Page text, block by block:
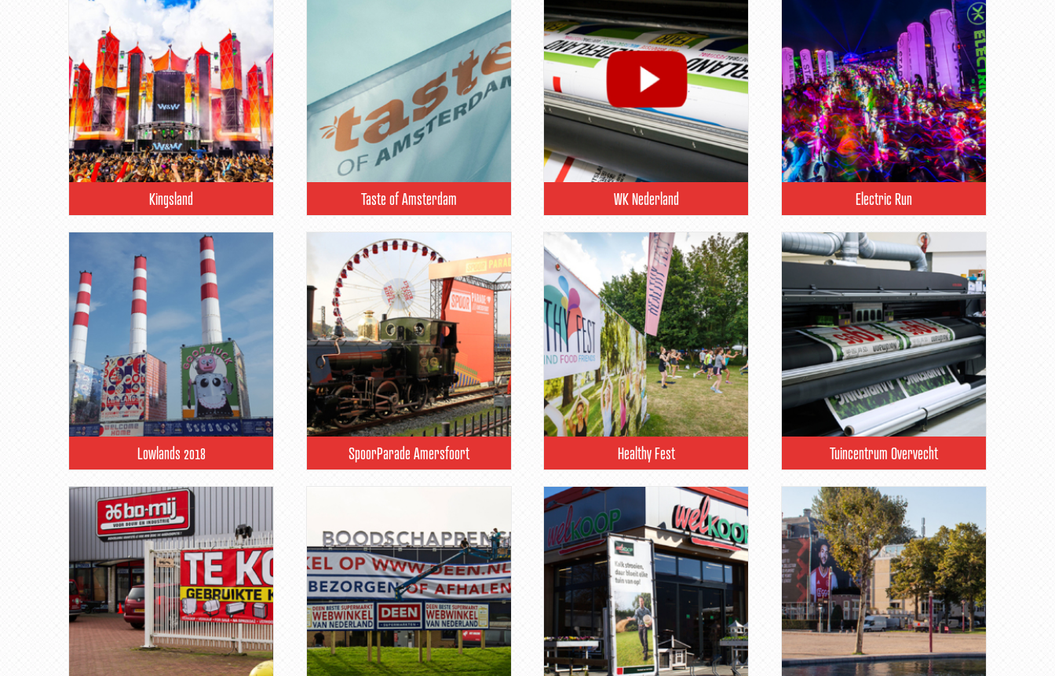
Kingsland Taste of Amsterdam WK Nederland Electric Run
Lowlands 2018 SpoorParade Amersfoort Healthy Fest Tuincentrum Overvecht